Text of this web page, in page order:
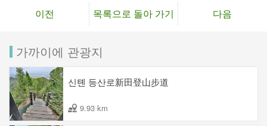
이전 목록으로 돌아 가기 다음
가까이에 관광지
신톈 등산로新田登山步道
9.93 km